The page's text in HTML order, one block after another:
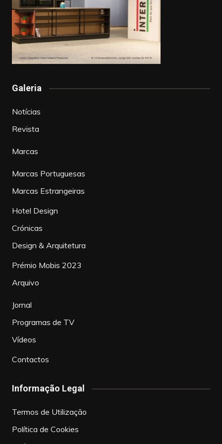
Galeria
Notícias
Revista
Marcas
Marcas Portuguesas
Marcas Estrangeiras
Hotel Design
Crónicas
Design & Arquitetura
Prémio Mobis 2023
Arquivo
Jornal
Programas de TV
Vídeos
Contactos
Informação Legal
Termos de Utilização
Política de Cookies